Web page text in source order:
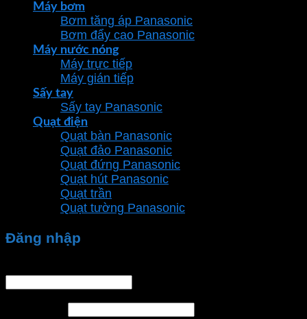
Máy bơm
Bơm tăng áp Panasonic
Bơm đẩy cao Panasonic
Máy nước nóng
Máy trực tiếp
Máy gián tiếp
Sấy tay
Sấy tay Panasonic
Quạt điện
Quạt bàn Panasonic
Quạt đảo Panasonic
Quạt đứng Panasonic
Quạt hút Panasonic
Quạt trần
Quạt tường Panasonic
Đăng nhập